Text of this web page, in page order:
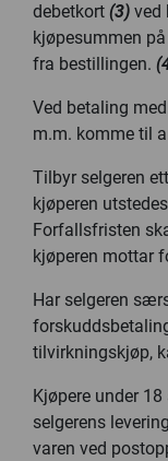
debetkort (3) ved
kjøpesummen
fra bestillingen.
Ved betaling
m.m. komme til
Tilbyr selgeren
kjøperen
Forfallsfristen
kjøperen mottar
Har selgeren
tilvirkningskjøp,
Kjøpere under
selgerens
varen ved